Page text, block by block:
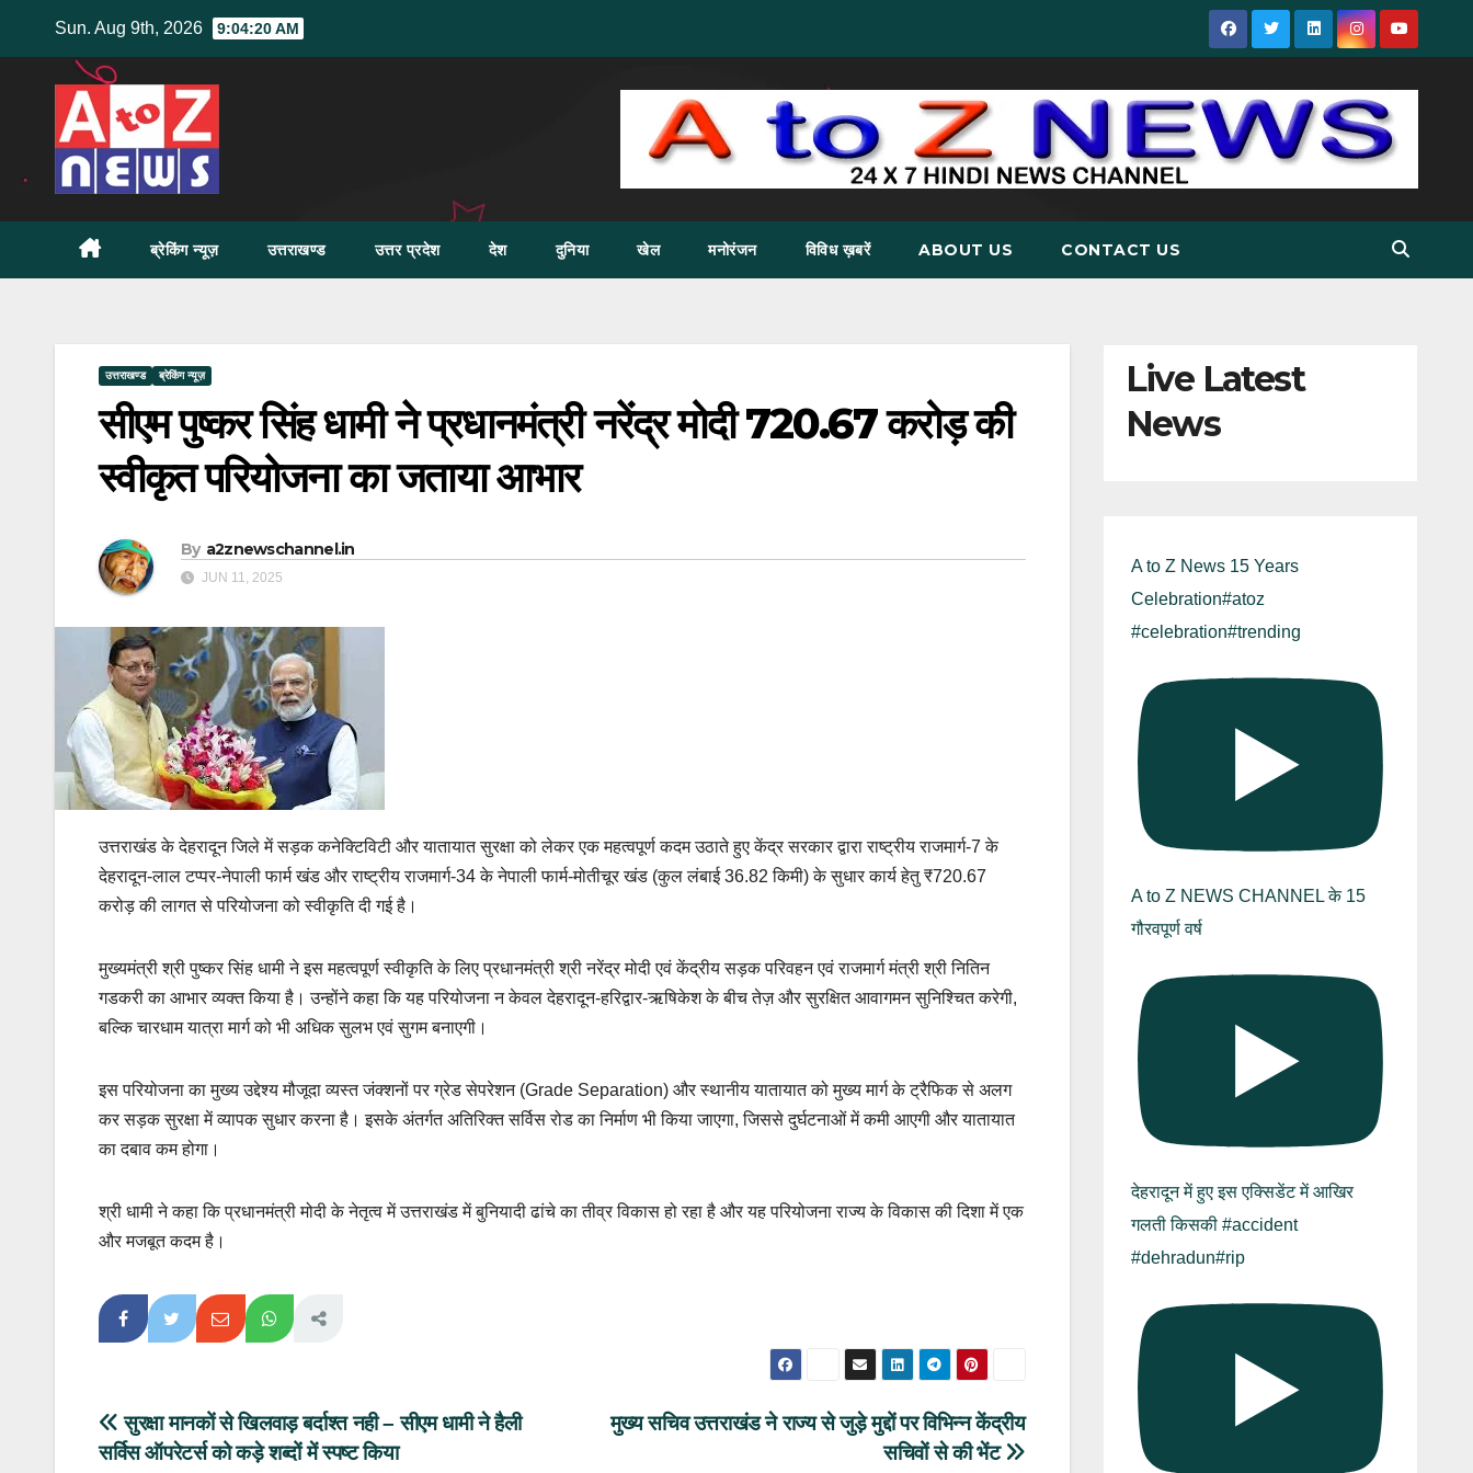
content
Sun. Aug 9th, 2026 9:04:21 AM
ब्रेकिंग न्यूज़ उत्तराखण्ड उत्तर प्रदेश देश दुनिया खेल मनोरंजन विविध ख़बरें ABOUT US CONTACT US
उत्तराखण्ड ब्रेकिंग न्यूज़
सीएम पुष्कर सिंह धामी ने प्रधानमंत्री नरेंद्र मोदी 720.67 करोड़ की
स्वीकृत परियोजना का जताया आभार
By a2znewschannel.in
JUN 11, 2025
उत्तराखंड के देहरादून जिले में सड़क कनेक्टिविटी और यातायात सुरक्षा को लेकर एक महत्वपूर्ण कदम उठाते हुए केंद्र सरकार द्वारा राष्ट्रीय राजमार्ग-7 के
देहरादून-लाल टप्पर-नेपाली फार्म खंड और राष्ट्रीय राजमार्ग-34 के नेपाली फार्म-मोतीचूर खंड (कुल लंबाई 36.82 किमी) के सुधार कार्य हेतु ₹720.67
करोड़ की लागत से परियोजना को स्वीकृति दी गई है।
मुख्यमंत्री श्री पुष्कर सिंह धामी ने इस महत्वपूर्ण स्वीकृति के लिए प्रधानमंत्री श्री नरेंद्र मोदी एवं केंद्रीय सड़क परिवहन एवं राजमार्ग मंत्री श्री नितिन
गडकरी का आभार व्यक्त किया है। उन्होंने कहा कि यह परियोजना न केवल देहरादून-हरिद्वार-ऋषिकेश के बीच तेज़ और सुरक्षित आवागमन सुनिश्चित करेगी,
बल्कि चारधाम यात्रा मार्ग को भी अधिक सुलभ एवं सुगम बनाएगी।
इस परियोजना का मुख्य उद्देश्य मौजूदा व्यस्त जंक्शनों पर ग्रेड सेपरेशन (Grade Separation) और स्थानीय यातायात को मुख्य मार्ग के ट्रैफिक से अलग
कर सड़क सुरक्षा में व्यापक सुधार करना है। इसके अंतर्गत अतिरिक्त सर्विस रोड का निर्माण भी किया जाएगा, जिससे दुर्घटनाओं में कमी आएगी और यातायात
का दबाव कम होगा।
श्री धामी ने कहा कि प्रधानमंत्री मोदी के नेतृत्व में उत्तराखंड में बुनियादी ढांचे का तीव्र विकास हो रहा है और यह परियोजना राज्य के विकास की दिशा में एक
और मजबूत कदम है।
Post
मुख्य सचिव उत्तराखंड ने राज्य से जुड़े मुद्दों पर विभिन्न केंद्रीय
सचिवों से की भेंट
सुरक्षा मानकों से खिलवाड़ बर्दाश्त नही – सीएम धामी ने हैली
सर्विस ऑपरेटर्स को कड़े शब्दों में स्पष्ट किया
Live Latest
News
A to Z News 15 Years
Celebration#atoz
#celebration#trending
A to Z NEWS CHANNEL के 15
गौरवपूर्ण वर्ष
देहरादून में हुए इस एक्सिडेंट में आखिर
गलती किसकी #accident
#dehradun#rip